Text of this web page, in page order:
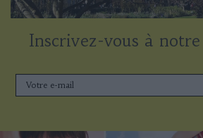
Inscrivez-vous à